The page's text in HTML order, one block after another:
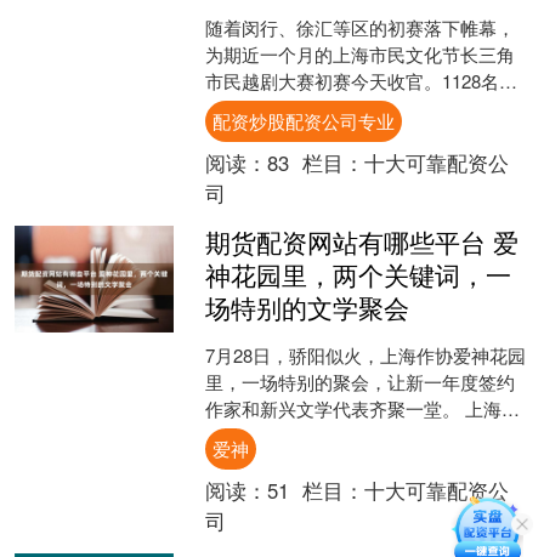
随着闵行、徐汇等区的初赛落下帷幕，
为期近一个月的上海市民文化节长三角
市民越剧大赛初赛今天收官。1128名市
民登台亮嗓，从3岁半的稚气孩童到95岁
的老人，他们用各....
配资炒股配资公司专业
阅读： 83 栏目： 十大可靠配资公
司
期货配资网站有哪些平台 爱
神花园里，两个关键词，一
场特别的文学聚会
7月28日，骄阳似火，上海作协爱神花园
里，一场特别的聚会，让新一年度签约
作家和新兴文学代表齐聚一堂。 上海作
协签约作家制度自2002年推出以来，已
走过二十多个年....
爱神
阅读： 51 栏目： 十大可靠配资公
司